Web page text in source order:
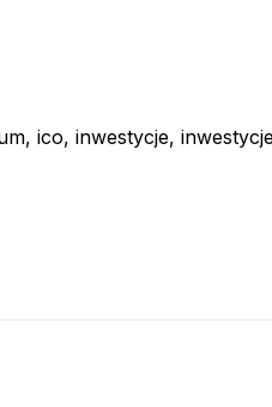
, ico, inwestycje,